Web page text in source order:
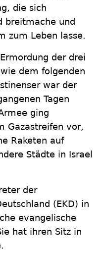
die sich
breitmache und
zum Leben lasse.
der drei
dem folgenden
war der
Tagen
ging
Gazastreifen vor,
Raketen auf
Städte in Israel
der
(EKD) in
evangelische
hat ihren Sitz in